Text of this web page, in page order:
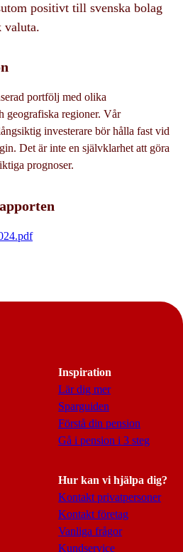
positivt till svenska bolag
valuta.
portfölj med olika
geografiska regioner. Vår
investerare bör hålla fast vid
Det är inte en självklarhet att göra
prognoser.
Inspiration
Lär dig mer
Sparguiden
Förstå din pension
Gå i pension i 3 steg
Hur kan vi hjälpa dig?
Kontakt privatpersoner
Kontakt företag
Vanliga frågor
Kundservice